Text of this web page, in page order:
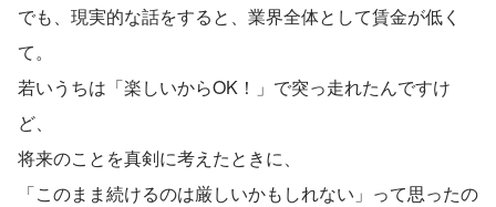
でも、現実的な話をすると、業界全体として賃金が低く
て。
若いうちは「楽しいからOK！」で突っ走れたんですけ
ど、
将来のことを真剣に考えたときに、
「このまま続けるのは厳しいかもしれない」って思ったの